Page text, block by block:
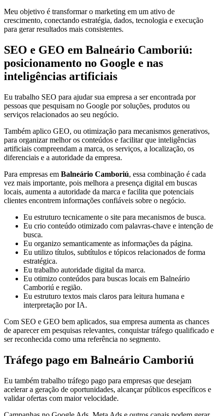
Meu objetivo é transformar o marketing em um ativo de
crescimento, conectando estratégia, dados, tecnologia e execução
para gerar resultados mais consistentes.
SEO e GEO em Balneário Camboriú:
posicionamento no Google e nas
inteligências artificiais
Eu trabalho SEO para ajudar sua empresa a ser encontrada por
pessoas que pesquisam no Google por soluções, produtos ou
serviços relacionados ao seu negócio.
Também aplico GEO, ou otimização para mecanismos generativos,
para organizar melhor os conteúdos e facilitar que inteligências
artificiais compreendam a marca, os serviços, a localização, os
diferenciais e a autoridade da empresa.
Para empresas em Balneário Camboriú, essa combinação é cada
vez mais importante, pois melhora a presença digital em buscas
locais, aumenta a autoridade da marca e facilita que potenciais
clientes encontrem informações confiáveis sobre o negócio.
Eu estruturo tecnicamente o site para mecanismos de busca.
Eu crio conteúdo otimizado com palavras-chave e intenção de
busca.
Eu organizo semanticamente as informações da página.
Eu utilizo títulos, subtítulos e tópicos relacionados de forma
estratégica.
Eu trabalho autoridade digital da marca.
Eu otimizo conteúdos para buscas locais em Balneário
Camboriú e região.
Eu estruturo textos mais claros para leitura humana e
interpretação por IA.
Com SEO e GEO bem aplicados, sua empresa aumenta as chances
de aparecer em pesquisas relevantes, conquistar tráfego qualificado e
ser reconhecida como uma referência no segmento.
Tráfego pago em Balneário Camboriú
Eu também trabalho tráfego pago para empresas que desejam
acelerar a geração de oportunidades, alcançar públicos específicos e
validar ofertas com maior velocidade.